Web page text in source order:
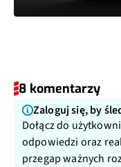
8 komentarzy
Zaloguj się, by
Dołącz do
odpowiedzi oraz
przegap ważnych